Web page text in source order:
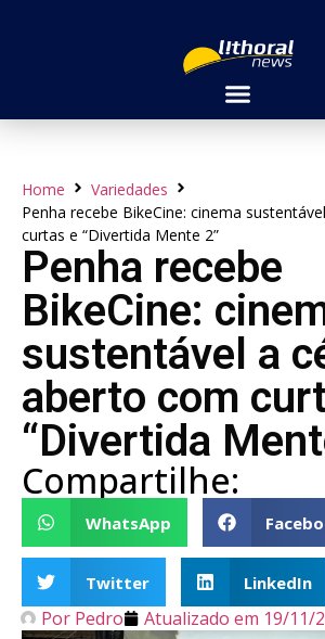
Home
Variedades
Penha recebe BikeCine: cinema
curtas e “Divertida Mente 2”
Penha recebe
BikeCine:
sustentável a
aberto com
“Divertida
Compartilhe:
WhatsApp
Twitter LinkedIn
Por Pedro Atualizado em 19/11/